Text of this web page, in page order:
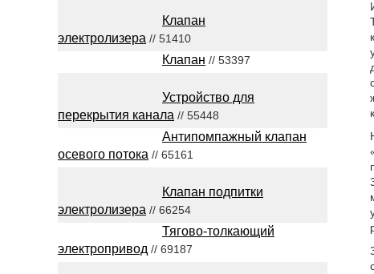
Клапан
электролизера // 51410
Клапан // 53397
Устройство для
перекрытия канала // 55448
Антипомпажный клапан
осевого потока // 65161
Клапан подпитки
электролизера // 66254
Тягово-толкающий
электропривод // 69187